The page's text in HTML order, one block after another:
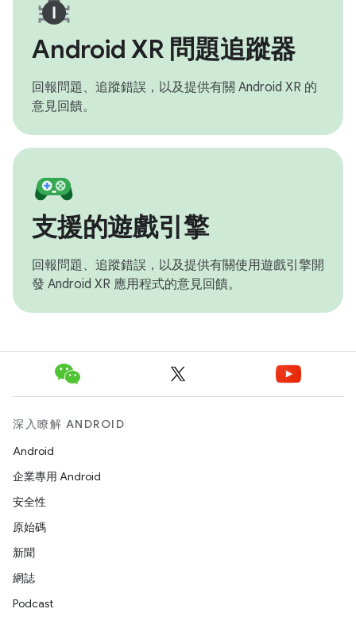
Android XR 問題追蹤器
回報問題、追蹤錯誤，以及提供有關 Android XR 的
意見回饋。
支援的遊戲引擎
回報問題、追蹤錯誤，以及提供有關使用遊戲引擎開
發 Android XR 應用程式的意見回饋。
深入瞭解 ANDROID
Android
企業專用 Android
安全性
原始碼
新聞
網誌
Podcast